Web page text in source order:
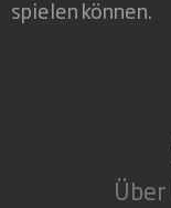
spielen können.